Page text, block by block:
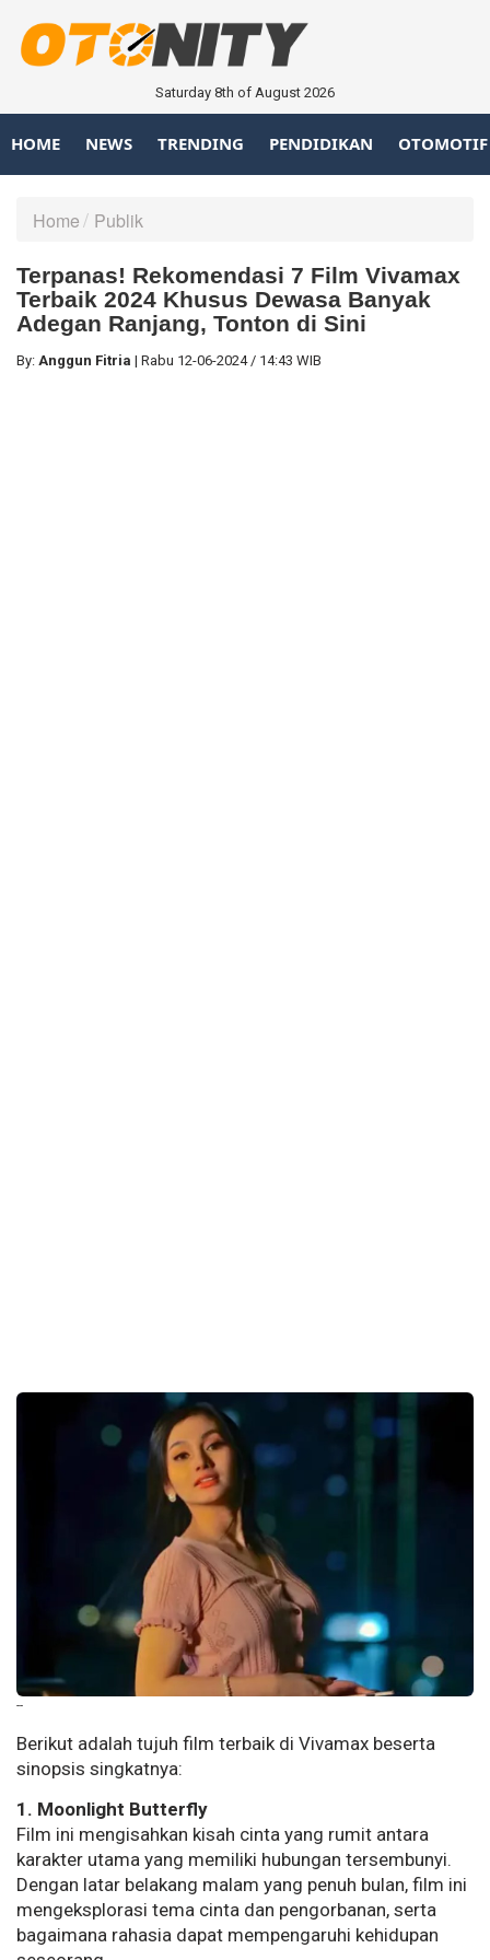
Saturday 8th of August 2026
HOME NEWS TRENDING PENDIDIKAN OTOMOTIF
Home Publik
Terpanas! Rekomendasi 7 Film Vivamax
Terbaik 2024 Khusus Dewasa Banyak
Adegan Ranjang, Tonton di Sini
By: Anggun Fitria | Rabu 12-06-2024 / 14:43 WIB
--
Berikut adalah tujuh film terbaik di Vivamax beserta
sinopsis singkatnya:
1. Moonlight Butterfly
Film ini mengisahkan kisah cinta yang rumit antara
karakter utama yang memiliki hubungan tersembunyi.
Dengan latar belakang malam yang penuh bulan, film ini
mengeksplorasi tema cinta dan pengorbanan, serta
bagaimana rahasia dapat mempengaruhi kehidupan